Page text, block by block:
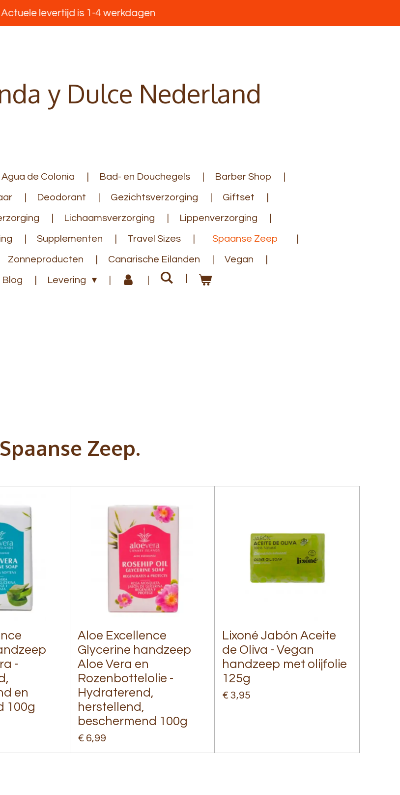
Actuele levertijd is 1-4 werkdagen
y Dulce Nederland
Agua de Colonia Bad- en Douchegels Barber Shop
Deodorant Gezichtsverzorging Giftset
Lichaamsverzorging Lippenverzorging
Supplementen Travel Sizes Spaanse Zeep
Zonneproducten Canarische Eilanden Vegan
Blog Levering
Spaanse Zeep.
-
en
100g
Aloe Excellence
Glycerine handzeep
Aloe Vera en
Rozenbottelolie -
Hydraterend,
herstellend,
beschermend 100g
€ 6,99
Lixoné Jabón Aceite
de Oliva - Vegan
handzeep met olijfolie
125g
€ 3,95